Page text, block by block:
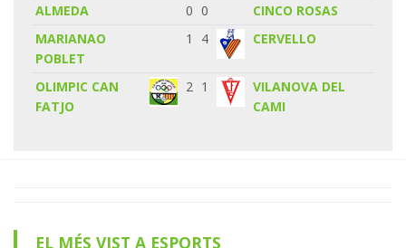
ALMEDA 0 0
CINCO ROSAS
MARIANAO
POBLET
1 4 CERVELLO
OLIMPIC CAN
FATJO
2 1
VILANOVA DEL
CAMI
EL MÉS VIST A ESPORTS